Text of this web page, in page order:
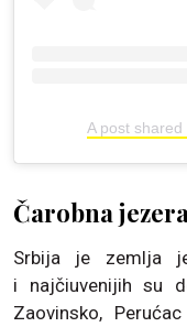
A post
Čarobna jezera
Srbija je zemlja
i najčiuvenijih su
Zaovinsko,